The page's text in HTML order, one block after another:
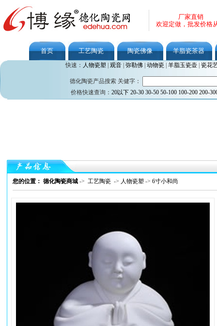
厂家直销
欢迎定做，批发价格
首页 工艺陶瓷 陶瓷佛像 羊脂瓷茶器
快速： 人物瓷塑 观音| 弥勒佛| 动物瓷| 羊脂玉瓷壶| 瓷花
德化陶瓷产品搜索 关健字：
价格快速查询： 20以下 20-30 30-50 50-100 100-200 200-
您的位置： 德化陶瓷商城 -> 工艺陶瓷 -> 人物瓷塑 -> 6寸小和尚